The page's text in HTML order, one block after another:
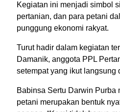
Kegiatan ini menjadi simbol
pertanian, dan para petani
punggung ekonomi rakyat.
Turut hadir dalam kegiatan
Damanik, anggota PPL
setempat yang ikut langsung
Babinsa Sertu Darwin Purba
petani merupakan bentuk